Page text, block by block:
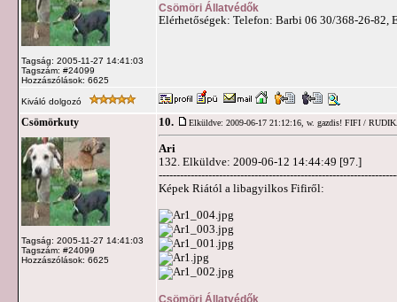
Tagság: 2005-11-27 14:41:03
Tagszám: #24099
Hozzászólások: 6625
Csömöri Állatvédők
Elérhetőségek: Telefon: Barbi 06 30/368-26-82,
Kiváló dolgozó
Csömörkuty
Tagság: 2005-11-27 14:41:03
Tagszám: #24099
Hozzászólások: 6625
10. Elküldve: 2009-06-17 21:12:16, w. gazdis! FIFI /
Ari
132. Elküldve: 2009-06-12 14:44:49 [97.]
Képek Riától a libagyilkos Fifiről:
Csömöri Állatvédők